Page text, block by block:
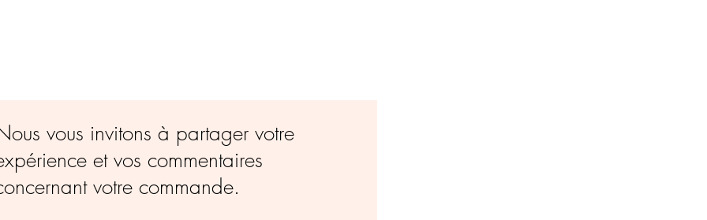
vous invitons à partager votre
et vos commentaires
votre commande.